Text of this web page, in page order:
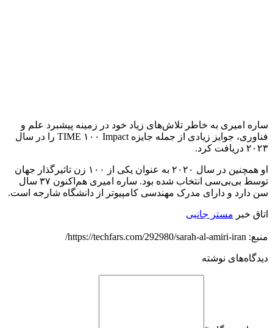
ساره امیری به خاطر تلاش‌های زیاد خود در زمینه پیشبرد علم و
فناوری، جوایز زیادی از جمله جایزه TIME ۱۰۰ Impact را در سال
۲۰۲۳ دریافت کرد.
او همچنین در سال ۲۰۲۰ به عنوان یکی از ۱۰۰ زن تاثیرگذار جهان
توسط بی‌بی‌سی انتخاب شده بود. ساره امیری هم‌اکنون ۳۷ سال
سن دارد و دارای مدرک مهندسی کامپیوتر از دانشگاه شارجه است.
اتاق خبر مستر جانبی
منبع: https://techfars.com/292980/sarah-al-amiri-iran/
دیدگاه‌های نوشته